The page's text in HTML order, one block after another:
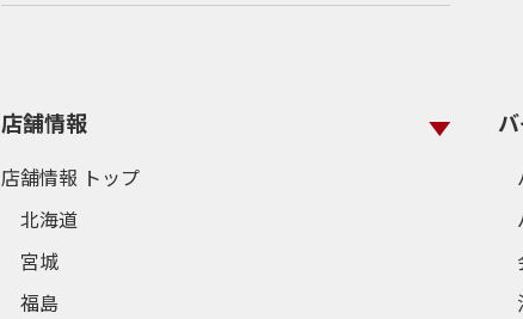
店舗情報
店舗情報 トップ
北海道
宮城
福島